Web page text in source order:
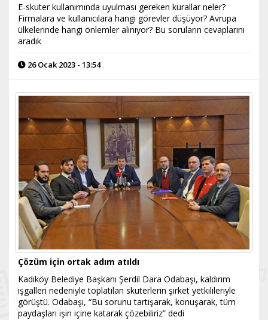
E-skuter kullanımında uyulması gereken kurallar neler?
Firmalara ve kullanıcılara hangi görevler düşüyor? Avrupa
ülkelerinde hangi önlemler alınıyor? Bu soruların cevaplarını
aradık
26 Ocak 2023 - 13:54
Çözüm için ortak adım atıldı
Kadıköy Belediye Başkanı Şerdil Dara Odabaşı, kaldırım
işgalleri nedeniyle toplatılan skuterlerin şirket yetkilileriyle
görüştü. Odabaşı, “Bu sorunu tartışarak, konuşarak, tüm
paydaşları işin içine katarak çözebiliriz” dedi